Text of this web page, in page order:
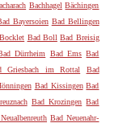
Bachhagel Bächingen
Bayersoien Bad Bellingen
Bad Boll Bad Breisig
Dürrheim Bad Ems Bad
Griesbach im Rottal
Bad
Bad Kissingen Bad
Bad Krozingen Bad
Bad Neuenahr-